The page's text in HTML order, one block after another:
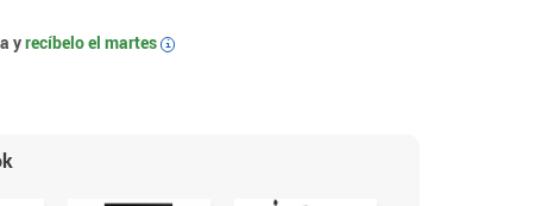
yrecíbelo el martes i